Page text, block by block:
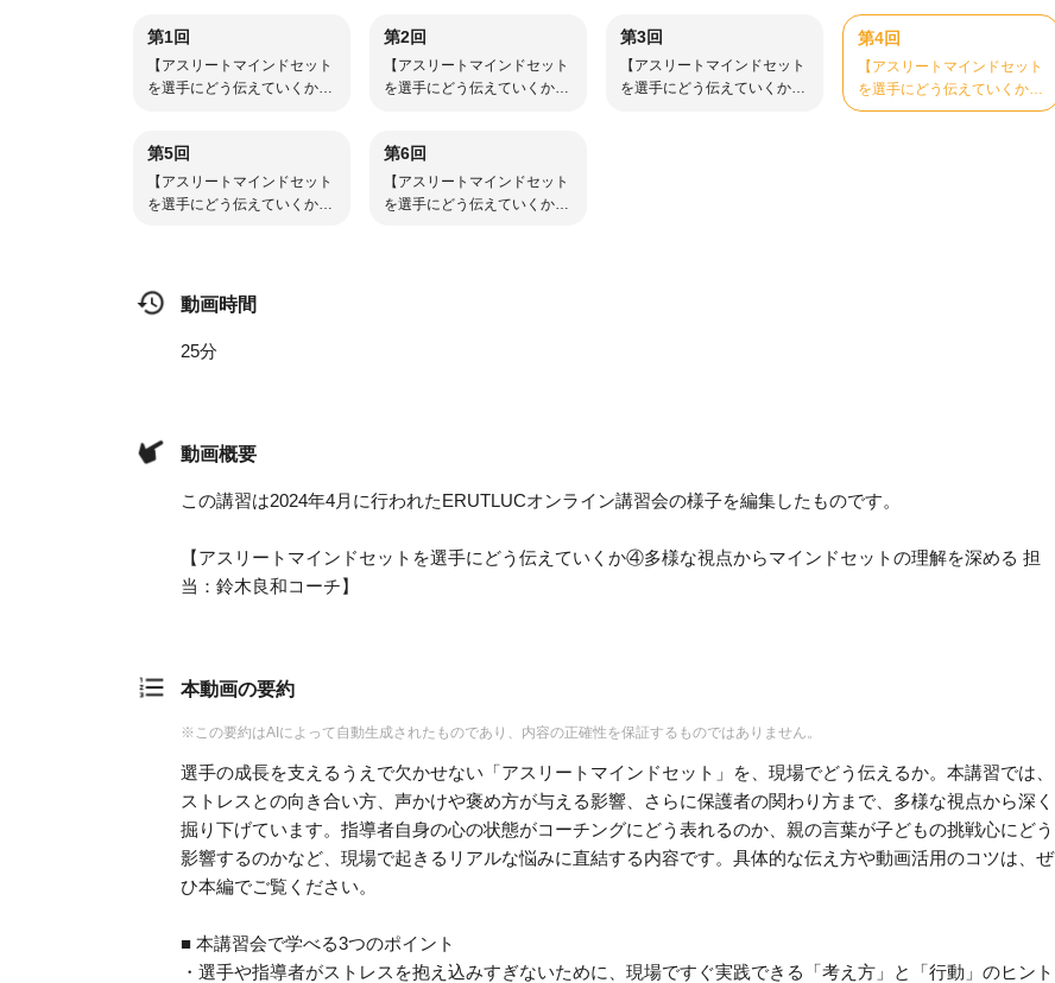
第1回
【アスリートマインドセット
を選手にどう伝えていくか】
第2回
【アスリートマインドセット
を選手にどう伝えていくか】
第3回
【アスリートマインドセット
を選手にどう伝えていくか】
第4回
【アスリートマインドセット
を選手にどう伝えていくか】
④多様な視点からマインドセ
第5回
【アスリートマインドセット
を選手にどう伝えていくか】
第6回
【アスリートマインドセット
を選手にどう伝えていくか】
動画時間
25分
動画概要
この講習は2024年4月に行われたERUTLUCオンライン講習会の様子を編集したものです。
【アスリートマインドセットを選手にどう伝えていくか④多様な視点からマインドセットの理解を深める 担
当：鈴木良和コーチ】
本動画の要約
※この要約はAIによって自動生成されたものであり、内容の正確性を保証するものではありません。
選手の成長を支えるうえで欠かせない「アスリートマインドセット」を、現場でどう伝えるか。本講習では、
ストレスとの向き合い方、声かけや褒め方が与える影響、さらに保護者の関わり方まで、多様な視点から深く
掘り下げています。指導者自身の心の状態がコーチングにどう表れるのか、親の言葉が子どもの挑戦心にどう
影響するのかなど、現場で起きるリアルな悩みに直結する内容です。具体的な伝え方や動画活用のコツは、ぜ
ひ本編でご覧ください。
■ 本講習会で学べる3つのポイント
・選手や指導者がストレスを抱え込みすぎないために、現場ですぐ実践できる「考え方」と「行動」のヒント